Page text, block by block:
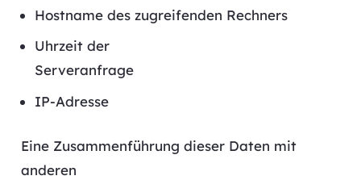
Hostname des zugreifenden Rechners
Uhrzeit der
Serveranfrage
IP-Adresse
Eine Zusammenführung dieser Daten mit
anderen